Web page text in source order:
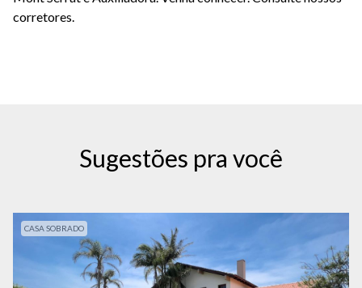
corretores.
Sugestões pra você
CASA SOBRADO